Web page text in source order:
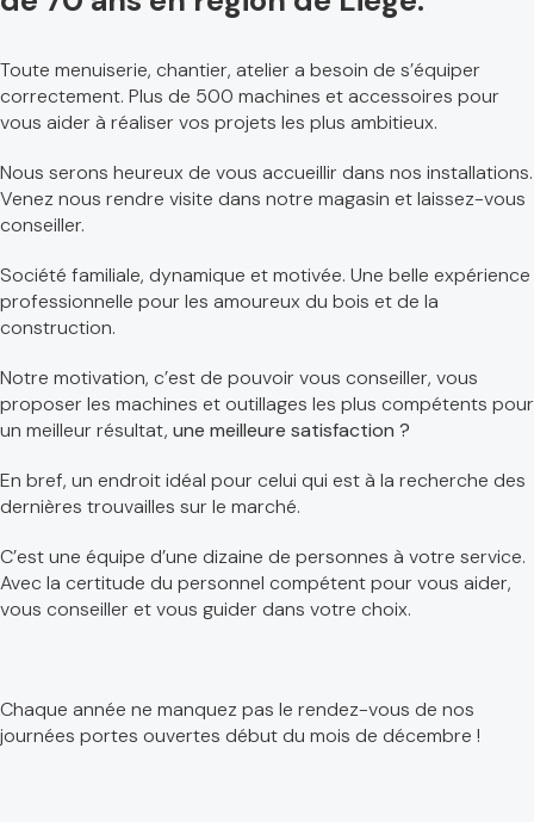
Toute menuiserie, chantier, atelier a besoin de s’équiper
correctement. Plus de 500 machines et accessoires pour
vous aider à réaliser vos projets les plus ambitieux.
Nous serons heureux de vous accueillir dans nos installations.
Venez nous rendre visite dans notre magasin et laissez-vous
conseiller.
Société familiale, dynamique et motivée. Une belle expérience
professionnelle pour les amoureux du bois et de la
construction.
Notre motivation, c’est de pouvoir vous conseiller, vous
proposer les machines et outillages les plus compétents pour
un meilleur résultat, une meilleure satisfaction ?
En bref, un endroit idéal pour celui qui est à la recherche des
dernières trouvailles sur le marché.
C’est une équipe d’une dizaine de personnes à votre service.
Avec la certitude du personnel compétent pour vous aider,
vous conseiller et vous guider dans votre choix.
Chaque année ne manquez pas le rendez-vous de nos
journées portes ouvertes début du mois de décembre !